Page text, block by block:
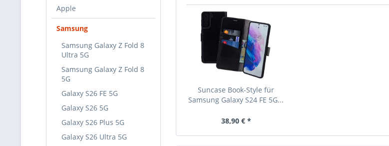
Apple
Samsung
Samsung Galaxy Z Fold 8
Ultra 5G
Samsung Galaxy Z Fold 8
5G
Galaxy S26 FE 5G
Galaxy S26 5G
Galaxy S26 Plus 5G
Galaxy S26 Ultra 5G
Suncase Book-Style für
Samsung Galaxy S24 FE 5G...
38,90 € *